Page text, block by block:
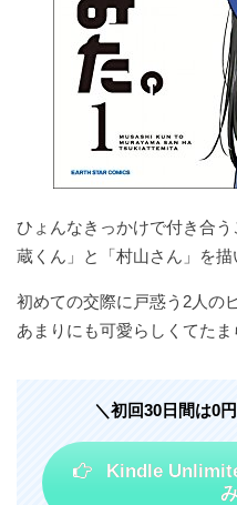
ひょんなきっかけで付き合
蔵くん」と「村山さん」を描
初めての交際に戸惑う2人の
あまりにも可愛らしくてた
＼初回30日間は0
Kindle